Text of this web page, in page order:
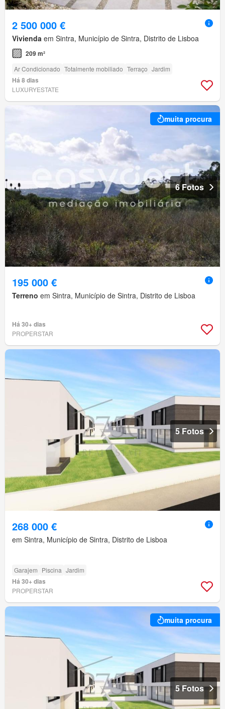
2 500 000 €
Vivienda em Sintra, Município de Sintra, Distrito de Lisboa
209 m²
Ar Condicionado Totalmente mobiliado Terraço Jardim
Há 8 dias
LUXURYESTATE
muita procura
6 Fotos
195 000 €
Terreno em Sintra, Município de Sintra, Distrito de Lisboa
Há 30+ dias
PROPERSTAR
5 Fotos
268 000 €
em Sintra, Município de Sintra, Distrito de Lisboa
Garajem Piscina Jardim
Há 30+ dias
PROPERSTAR
muita procura
5 Fotos